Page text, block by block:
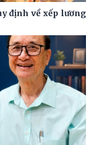
định về xếp lương